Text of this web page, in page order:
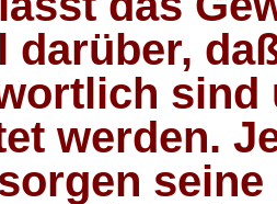
darüber,
sind
werden.